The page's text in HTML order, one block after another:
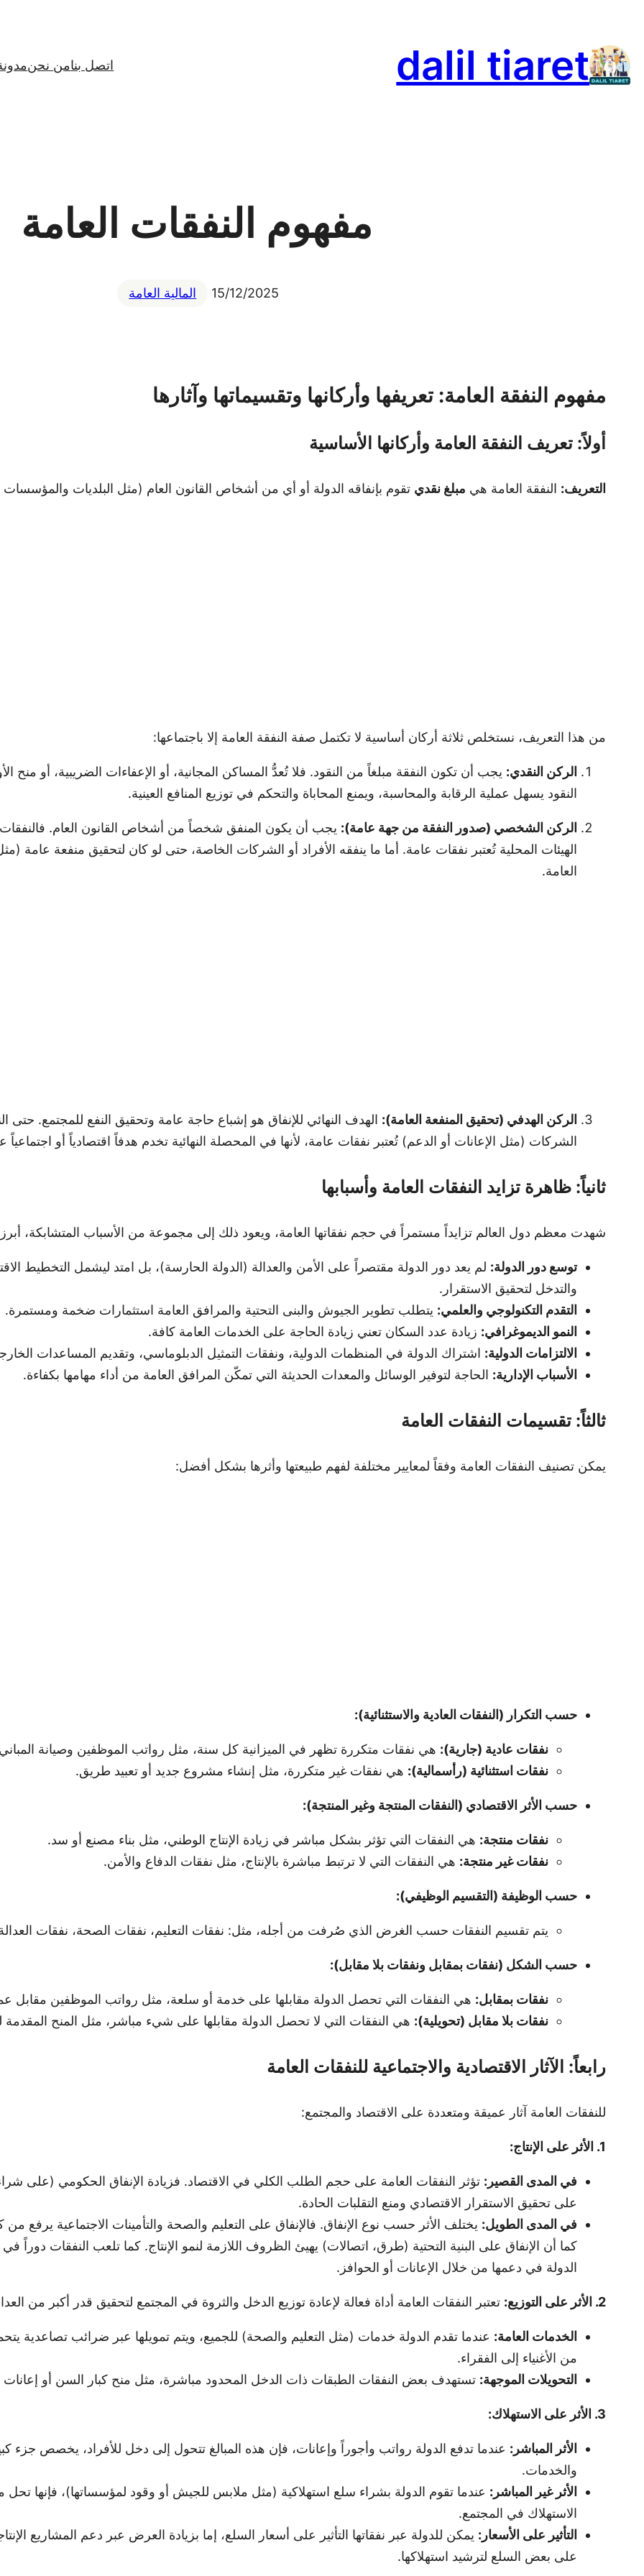
المحتوى dalil tiaret اتصل بنامن نحن
مفهوم النفقات العامة
15/12/2025 المالية العامة
مفهوم النفقة العامة: تعريفها وأركانها وتقسيماتها وآثارها
أولاً: تعريف النفقة العامة وأركانها الأساسية
التعريف: النفقة العامة هي مبلغ نقدي تقوم بإنفاقه الدولة أو أي من أشخاص القانون العام (مثل البلديات
من هذا التعريف، نستخلص ثلاثة أركان أساسية لا تكتمل صفة النفقة العامة إلا باجتماعها:
الركن النقدي: يجب أن تكون النفقة مبلغاً من النقود. فلا تُعدُّ المساكن المجانية، أو الإعفاءات الضريبية، أو منح
النقود يسهل عملية الرقابة والمحاسبة، ويمنع المحاباة والتحكم في توزيع المنافع العينية.
الركن الشخصي (صدور النفقة من جهة عامة): يجب أن يكون المنفق شخصاً من أشخاص القانون العام. فالنفقات
الهيئات المحلية تُعتبر نفقات عامة. أما ما ينفقه الأفراد أو الشركات الخاصة، حتى لو كان لتحقيق منفعة
العامة.
الركن الهدفي (تحقيق المنفعة العامة): الهدف النهائي للإنفاق هو إشباع حاجة عامة وتحقيق النفع للمجتمع. حتى
الشركات (مثل الإعانات أو الدعم) تُعتبر نفقات عامة، لأنها في المحصلة النهائية تخدم هدفاً اقتصادياً أو
ثانياً: ظاهرة تزايد النفقات العامة وأسبابها
شهدت معظم دول العالم تزايداً مستمراً في حجم نفقاتها العامة، ويعود ذلك إلى مجموعة من الأسباب المتشابكة،
توسع دور الدولة: لم يعد دور الدولة مقتصراً على الأمن والعدالة (الدولة الحارسة)، بل امتد ليشمل التخطيط
والتدخل لتحقيق الاستقرار.
التقدم التكنولوجي والعلمي: يتطلب تطوير الجيوش والبنى التحتية والمرافق العامة استثمارات ضخمة ومستمرة.
النمو الديموغرافي: زيادة عدد السكان تعني زيادة الحاجة على الخدمات العامة كافة.
الالتزامات الدولية: اشتراك الدولة في المنظمات الدولية، ونفقات التمثيل الدبلوماسي، وتقديم المساعدات
الأسباب الإدارية: الحاجة لتوفير الوسائل والمعدات الحديثة التي تمكّن المرافق العامة من أداء مهامها بكفاءة.
ثالثاً: تقسيمات النفقات العامة
يمكن تصنيف النفقات العامة وفقاً لمعايير مختلفة لفهم طبيعتها وأثرها بشكل أفضل:
حسب التكرار (النفقات العادية والاستثنائية):
نفقات عادية (جارية): هي نفقات متكررة تظهر في الميزانية كل سنة، مثل رواتب الموظفين وصيانة
نفقات استثنائية (رأسمالية): هي نفقات غير متكررة، مثل إنشاء مشروع جديد أو تعبيد طريق.
حسب الأثر الاقتصادي (النفقات المنتجة وغير المنتجة):
نفقات منتجة: هي النفقات التي تؤثر بشكل مباشر في زيادة الإنتاج الوطني، مثل بناء مصنع أو سد.
نفقات غير منتجة: هي النفقات التي لا ترتبط مباشرة بالإنتاج، مثل نفقات الدفاع والأمن.
حسب الوظيفة (التقسيم الوظيفي):
يتم تقسيم النفقات حسب الغرض الذي صُرفت من أجله، مثل: نفقات التعليم، نفقات الصحة، نفقات العدالة،
حسب الشكل (نفقات بمقابل ونفقات بلا مقابل):
نفقات بمقابل: هي النفقات التي تحصل الدولة مقابلها على خدمة أو سلعة، مثل رواتب الموظفين مقابل
نفقات بلا مقابل (تحويلية): هي النفقات التي لا تحصل الدولة مقابلها على شيء مباشر، مثل المنح المقدمة
رابعاً: الآثار الاقتصادية والاجتماعية للنفقات العامة
للنفقات العامة آثار عميقة ومتعددة على الاقتصاد والمجتمع:
1. الأثر على الإنتاج:
في المدى القصير: تؤثر النفقات العامة على حجم الطلب الكلي في الاقتصاد. فزيادة الإنفاق الحكومي (على
على تحقيق الاستقرار الاقتصادي ومنع التقلبات الحادة.
في المدى الطويل: يختلف الأثر حسب نوع الإنفاق. فالإنفاق على التعليم والصحة والتأمينات الاجتماعية يرفع
كما أن الإنفاق على البنية التحتية (طرق، اتصالات) يهيئ الظروف اللازمة لنمو الإنتاج. كما تلعب النفقات دوراً
الدولة في دعمها من خلال الإعانات أو الحوافز.
2. الأثر على التوزيع: تعتبر النفقات العامة أداة فعالة لإعادة توزيع الدخل والثروة في المجتمع لتحقيق قدر أكبر من
الخدمات العامة: عندما تقدم الدولة خدمات (مثل التعليم والصحة) للجميع، ويتم تمويلها عبر ضرائب تصاعدية
من الأغنياء إلى الفقراء.
التحويلات الموجهة: تستهدف بعض النفقات الطبقات ذات الدخل المحدود مباشرة، مثل منح كبار السن أو
3. الأثر على الاستهلاك:
الأثر المباشر: عندما تدفع الدولة رواتب وأجوراً وإعانات، فإن هذه المبالغ تتحول إلى دخل للأفراد، يخصص جزء
والخدمات.
الأثر غير المباشر: عندما تقوم الدولة بشراء سلع استهلاكية (مثل ملابس للجيش أو وقود لمؤسساتها)، فإنها
الاستهلاك في المجتمع.
التأثير على الأسعار: يمكن للدولة عبر نفقاتها التأثير على أسعار السلع، إما بزيادة العرض عبر دعم المشاريع
على بعض السلع لترشيد استهلاكها.